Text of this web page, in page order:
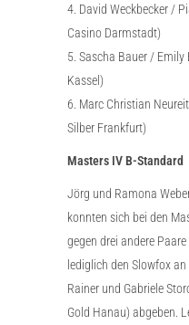
4. David Weckbecker /
Casino Darmstadt)
5. Sascha Bauer /
Kassel)
6. Marc Christian
Silber Frankfurt)
Masters IV B-Standard
Jörg und Ramona
konnten sich bei den
gegen drei andere
lediglich den Slowfox
Rainer und Gabriele
Gold Hanau) abgeben.